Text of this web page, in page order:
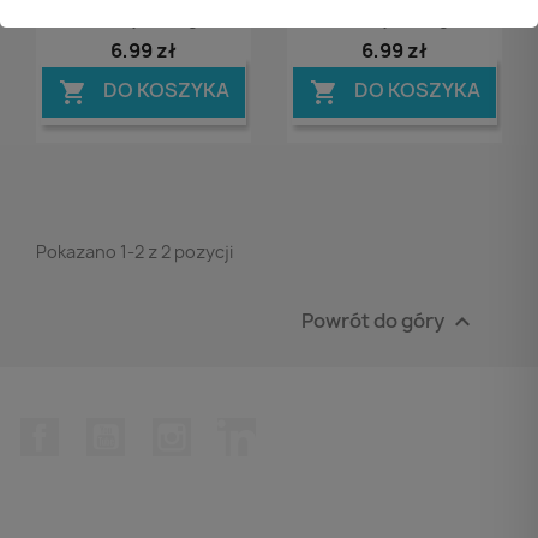
6,99 zł
 DO KOSZYKA
6,99 zł
 DO KOSZYKA
Pokazano 1-2 z 2 pozycji
Powrót do góry 